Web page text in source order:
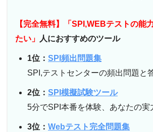
【完全無料】「SPI,WEBテストの能
たい」
人におすすめのツール
1位： SPI頻出問題集
SPI,テストセンターの頻出問題と
2位： SPI模擬試験ツール
5分でSPI本番を体験、あなたの実
3位： Webテスト完全問題集